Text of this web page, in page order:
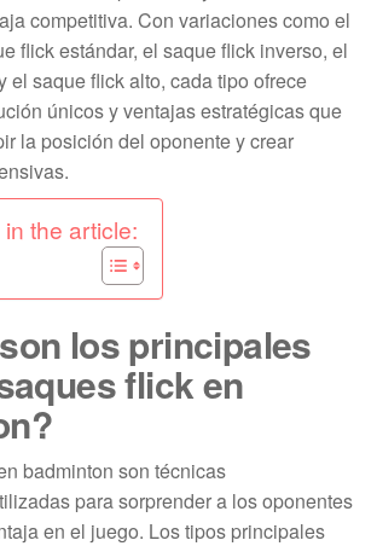
competitiva. Con variaciones como el
flick estándar, el saque flick inverso, el
el saque flick alto, cada tipo ofrece
únicos y ventajas estratégicas que
la posición del oponente y crear
the article:
los principales
flick en
badminton son técnicas
para sorprender a los oponentes
en el juego. Los tipos principales